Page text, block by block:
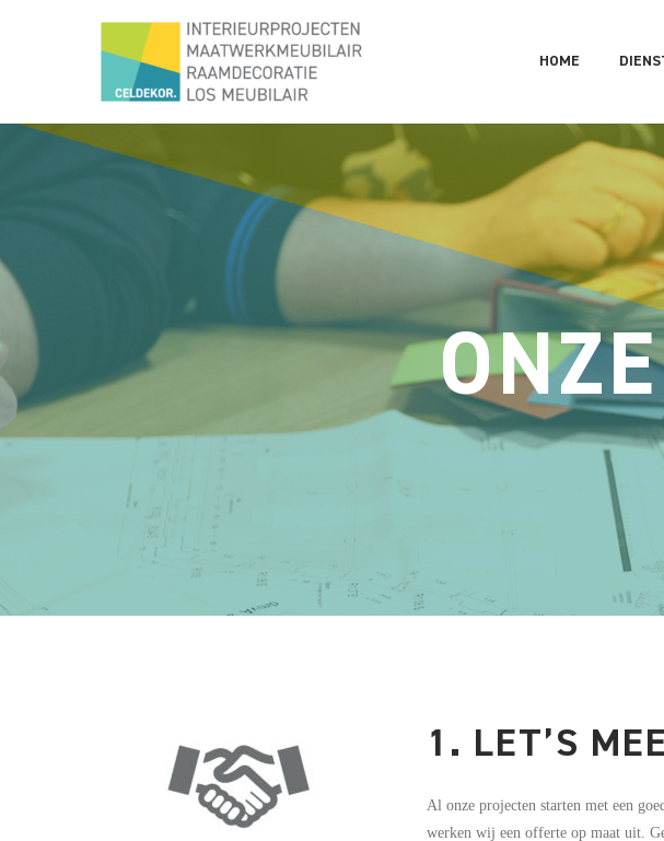
HOME
1. LET’S
Al onze projecten starten met een
werken wij een offerte op maat uit.